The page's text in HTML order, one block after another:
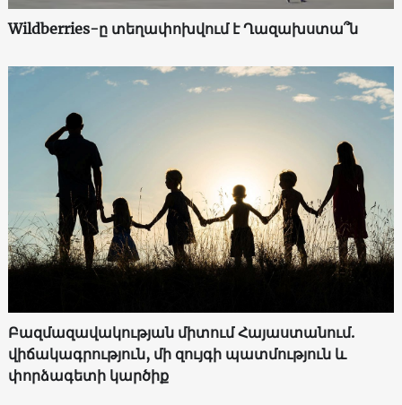
Wildberries-ը տեղափոխվում է Ղազախստա՞ն
Բազմազավակության միտում Հայաստանում.
վիճակագրություն, մի զույգի պատմություն և
փորձագետի կարծիք